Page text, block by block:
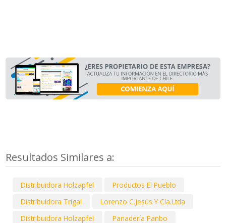
Resultados Similares a:
Distribuidora Holzapfel
Productos El Pueblo
Distribuidora Trigal
Lorenzo C.Jesús Y Cía.Ltda
Distribuidora Holzapfel
Panadería Panbo